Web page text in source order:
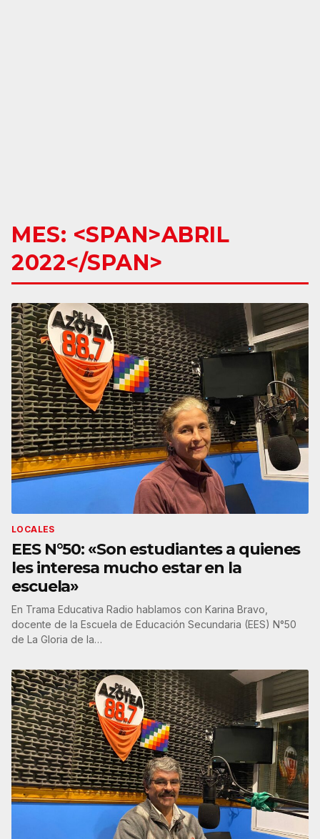
MES: <SPAN>ABRIL
2022</SPAN>
LOCALES
EES N°50: «Son estudiantes a quienes
les interesa mucho estar en la
escuela»
En Trama Educativa Radio hablamos con Karina Bravo,
docente de la Escuela de Educación Secundaria (EES) N°50
de La Gloria de la…